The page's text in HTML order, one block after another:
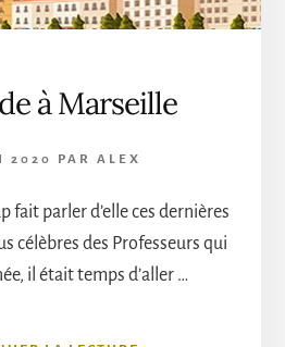
à Marseille
2020 PAR ALEX
fait parler d’elle ces dernières
célèbres des Professeurs qui
il était temps d’aller …